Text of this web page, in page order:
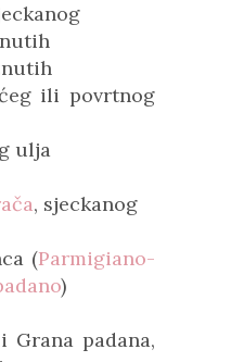
ili povrtnog
ulja
, sjeckanog
(Parmigiano-
)
padana,